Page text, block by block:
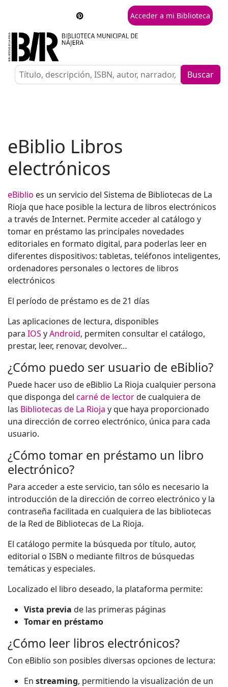
Acceder a mi Biblioteca
Buscar
eBiblio Libros
electrónicos
eBiblio es un servicio del Sistema de Bibliotecas de La
Rioja que hace posible la lectura de libros electrónicos
a través de Internet. Permite acceder al catálogo y
tomar en préstamo las principales novedades
editoriales en formato digital, para poderlas leer en
diferentes dispositivos: tabletas, teléfonos inteligentes,
ordenadores personales o lectores de libros
electrónicos
El período de préstamo es de 21 días
Las aplicaciones de lectura, disponibles
para IOS yAndroid, permiten consultar el catálogo,
prestar, leer, renovar, devolver…
¿Cómo puedo ser usuario de eBiblio?
Puede hacer uso de eBiblio La Rioja cualquier persona
que disponga del carné de lectorde cualquiera de
las Bibliotecas de La Rioja y que haya proporcionado
una dirección de correo electrónico, única para cada
usuario.
¿Cómo tomar en préstamo un libro
electrónico?
Para acceder a este servicio, tan sólo es necesario la
introducción de la dirección de correo electrónico y la
contraseña facilitada en cualquiera de las bibliotecas
de la Red de Bibliotecas de La Rioja.
El catálogo permite la búsqueda por título, autor,
editorial o ISBN o mediante filtros de búsquedas
temáticas y especiales.
Localizado el libro deseado, la plataforma permite:
Vista previa de las primeras páginas
Tomar en préstamo
¿Cómo leer libros electrónicos?
Con eBiblio son posibles diversas opciones de lectura:
En streaming, permitiendo la visualización de un